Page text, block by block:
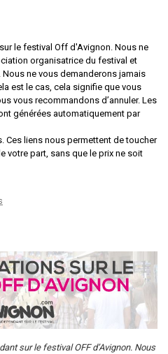
le festival Off d'Avignon. Nous ne
organisatrice du festival et
ne vous demanderons jamais
est le cas, cela signifie que vous
vous recommandons d’annuler. Les
générées automatiquement par
Ces liens nous permettent de toucher
votre part, sans que le prix ne soit
sur le festival OFF d’Avignon. Nous